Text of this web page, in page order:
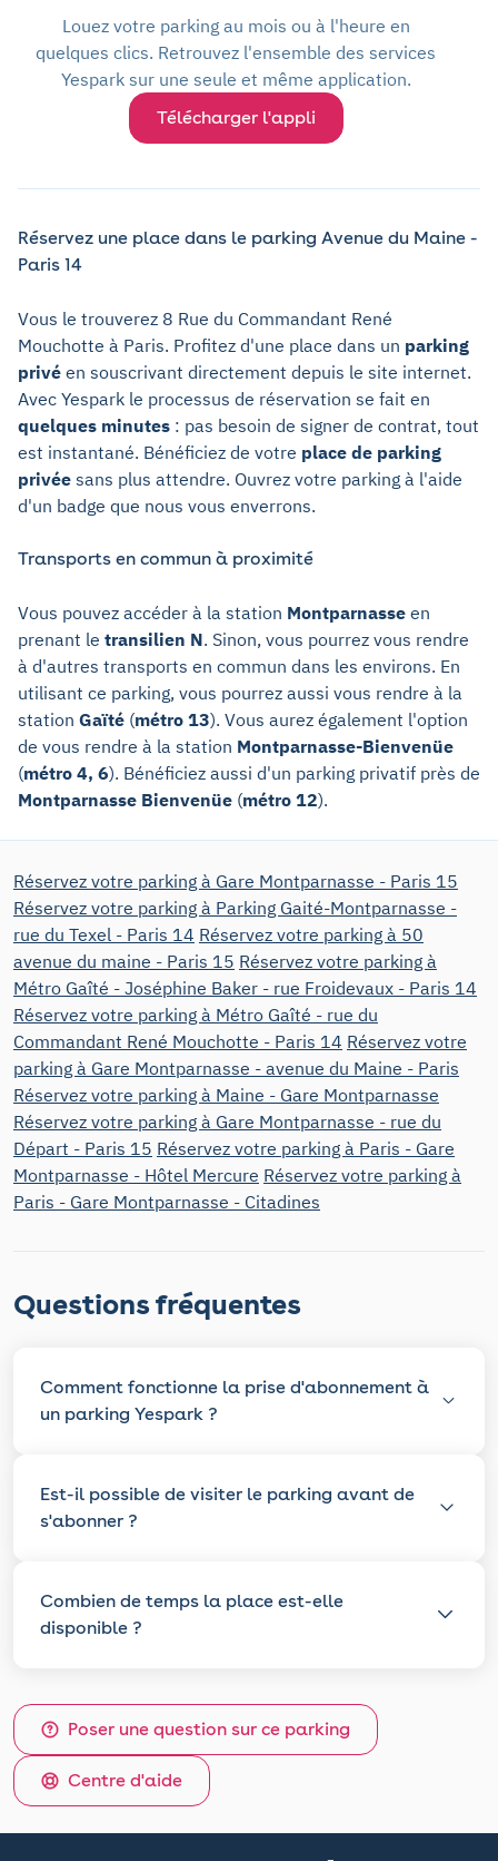
Louez votre parking au mois ou à l'heure en
quelques clics. Retrouvez l'ensemble des services
Yespark sur une seule et même application.
Télécharger l'appli
Réservez une place dans le parking Avenue du Maine -
Paris 14
Vous le trouverez 8 Rue du Commandant René
Mouchotte à Paris. Profitez d'une place dans un parking
privé en souscrivant directement depuis le site internet.
Avec Yespark le processus de réservation se fait en
quelques minutes : pas besoin de signer de contrat, tout
est instantané. Bénéficiez de votre place de parking
privée sans plus attendre. Ouvrez votre parking à l'aide
d'un badge que nous vous enverrons.
Transports en commun à proximité
Vous pouvez accéder à la station Montparnasse en
prenant le transilien N. Sinon, vous pourrez vous rendre
à d'autres transports en commun dans les environs. En
utilisant ce parking, vous pourrez aussi vous rendre à la
station Gaïté (métro 13). Vous aurez également l'option
de vous rendre à la station Montparnasse-Bienvenüe
(métro 4, 6). Bénéficiez aussi d'un parking privatif près de
Montparnasse Bienvenüe (métro 12).
Réservez votre parking à Gare Montparnasse - Paris 15
Réservez votre parking à Parking Gaité-Montparnasse -
rue du Texel - Paris 14 Réservez votre parking à 50
avenue du maine - Paris 15 Réservez votre parking à
Métro Gaîté - Joséphine Baker - rue Froidevaux - Paris 14
Réservez votre parking à Métro Gaîté - rue du
Commandant René Mouchotte - Paris 14 Réservez votre
parking à Gare Montparnasse - avenue du Maine - Paris
Réservez votre parking à Maine - Gare Montparnasse
Réservez votre parking à Gare Montparnasse - rue du
Départ - Paris 15 Réservez votre parking à Paris - Gare
Montparnasse - Hôtel Mercure Réservez votre parking à
Paris - Gare Montparnasse - Citadines
Questions fréquentes
Comment fonctionne la prise d'abonnement à
un parking Yespark ?
Est-il possible de visiter le parking avant de
s'abonner ?
Combien de temps la place est-elle
disponible ?
Poser une question sur ce parking
Centre d'aide